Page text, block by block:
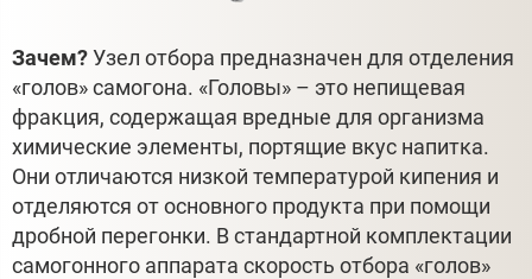
Зачем?Узел отбора предназначен для отделения
«голов» самогона. «Головы» – это непищевая
фракция, содержащая вредные для организма
химические элементы, портящие вкус напитка.
Они отличаются низкой температурой кипения и
отделяются от основного продукта при помощи
дробной перегонки. В стандартной комплектации
самогонного аппарата скорость отбора «голов»